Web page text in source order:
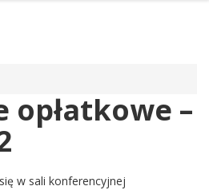
opłatkowe –
w sali konferencyjnej